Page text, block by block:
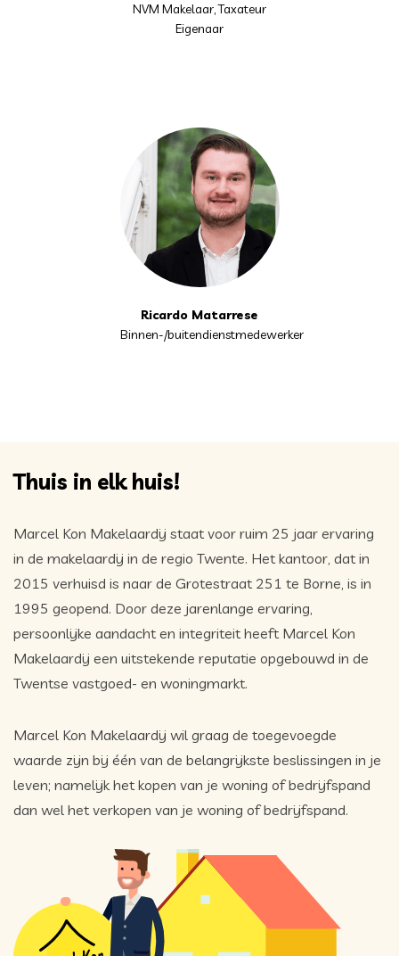
NVM Makelaar, Taxateur
Eigenaar
Ricardo Matarrese
Binnen-/buitendienstmedewerker
Thuis in elk huis!
Marcel Kon Makelaardij staat voor ruim 25 jaar ervaring
in de makelaardij in de regio Twente. Het kantoor, dat in
2015 verhuisd is naar de Grotestraat 251 te Borne, is in
1995 geopend. Door deze jarenlange ervaring,
persoonlijke aandacht en integriteit heeft Marcel Kon
Makelaardij een uitstekende reputatie opgebouwd in de
Twentse vastgoed- en woningmarkt.
Marcel Kon Makelaardij wil graag de toegevoegde
waarde zijn bij één van de belangrijkste beslissingen in je
leven; namelijk het kopen van je woning of bedrijfspand
dan wel het verkopen van je woning of bedrijfspand.